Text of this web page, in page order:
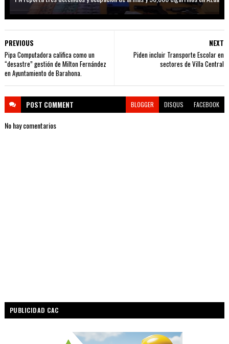
NEXT
Piden incluir Transporte Escolar en
sectores de Villa Central
PREVIOUS
Pipa Computadora califica como un
“desastre” gestión de Milton Fernández
en Ayuntamiento de Barahona.
POST COMMENT BLOGGER DISQUS FACEBOOK
No hay comentarios
PUBLICIDAD CAC